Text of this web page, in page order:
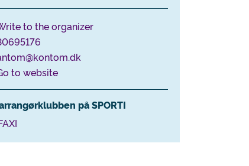
to the organizer
to website
på SPORTI